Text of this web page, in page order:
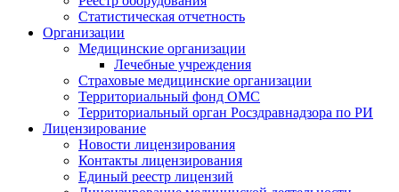
Статистическая отчетность
Организации
Медицинские организации
Лечебные учреждения
Страховые медицинские организации
Территориальный фонд ОМС
Территориальный орган Росздравнадзора по РИ
Лицензирование
Новости лицензирования
Контакты лицензирования
Единый реестр лицензий